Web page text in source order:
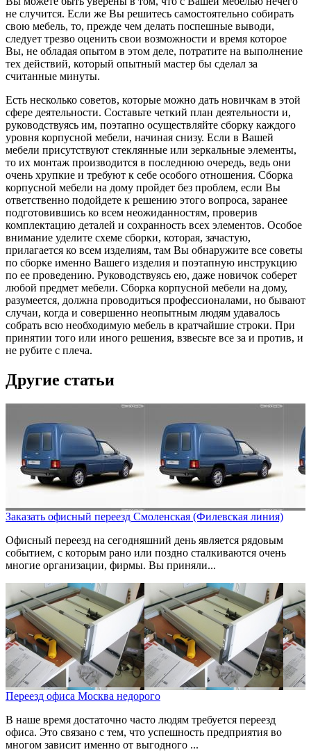
не случится. Если же Вы решитесь самостоятельно собирать
свою мебель, то, прежде чем делать поспешные выводи,
следует трезво оценить свои возможности и время которое
Вы, не обладая опытом в этом деле, потратите на выполнение
тех действий, который опытный мастер бы сделал за
считанные минуты.
Есть несколько советов, которые можно дать новичкам в этой
сфере деятельности. Составьте четкий план деятельности и,
руководствуясь им, поэтапно осуществляйте сборку каждого
уровня корпусной мебели, начиная снизу. Если в Вашей
мебели присутствуют стеклянные или зеркальные элементы,
то их монтаж производится в последнюю очередь, ведь они
очень хрупкие и требуют к себе особого отношения. Сборка
корпусной мебели на дому пройдет без проблем, если Вы
ответственно подойдете к решению этого вопроса, заранее
подготовившись ко всем неожиданностям, проверив
комплектацию деталей и сохранность всех элементов. Особое
внимание уделите схеме сборки, которая, зачастую,
прилагается ко всем изделиям, там Вы обнаружите все советы
по сборке именно Вашего изделия и поэтапную инструкцию
по ее проведению. Руководствуясь ею, даже новичок соберет
любой предмет мебели. Сборка корпусной мебели на дому,
разумеется, должна проводиться профессионалами, но бывают
случаи, когда и совершенно неопытным людям удавалось
собрать всю необходимую мебель в кратчайшие строки. При
принятии того или иного решения, взвесьте все за и против, и
не рубите с плеча.
Другие статьи
Заказать офисный переезд Смоленская (Филевская линия)
Офисный переезд на сегодняшний день является рядовым
событием, с которым рано или поздно сталкиваются очень
многие организации, фирмы. Вы приняли...
Переезд офиса Москва недорого
В наше время достаточно часто людям требуется переезд
офиса. Это связано с тем, что успешность предприятия во
многом зависит именно от выгодного ...